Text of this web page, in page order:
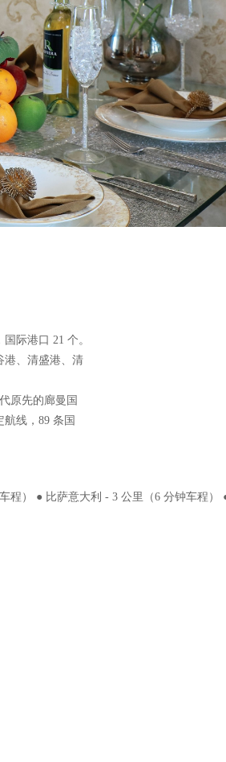
际港口 21 个。
港、清盛港、清
原先的廊曼国
线，89 条国
程） ● 比萨意大利 - 3 公里（6 分钟车程）